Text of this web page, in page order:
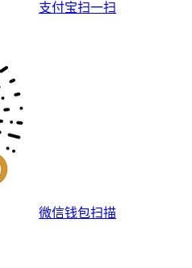
支付宝扫一扫
微信钱包扫描